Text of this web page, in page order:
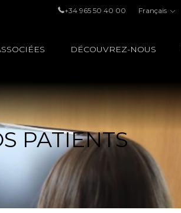
+34 965 50 40 00 Français
DÉCOUVREZ-NOUS
PATIENTS